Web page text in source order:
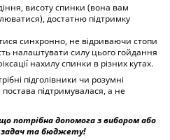
висоту спинки (вона вам
достатню підтримку
синхронно, не відриваючи стопи
налаштувати силу цього гойдання
нахилу спинки в різних кутах.
підголівники чи розумні
підтримувалася, а не
потрібна допомога з вибором або
задач та бюджету!